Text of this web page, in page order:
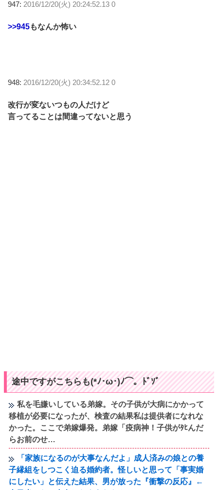
947: 2016/12/20(火) 20:24:52.13 0
>>945もなんか怖い
948: 2016/12/20(火) 20:34:52.12 0
改行が変ないつもの人だけど
言ってることは間違ってないと思う
途中ですがこちらも(*ﾉ･ω･)ﾉ⌒。ﾄﾞｿﾞ
私を毛嫌いしている弟嫁。その子供が大病にかかって
移植が必要になったが、検査の結果私は提供者になれな
かった。ここで弟嫁爆発。弟嫁「疫病神！子供がﾀﾋんだ
らお前のせ…
「家族になるのが大事なんだよ」成人済みの娘との養
子縁組をしつこく迫る婚約者。怪しいと思って「事実婚
にしたい」と伝えた結果、男が放った『衝撃の反応』←